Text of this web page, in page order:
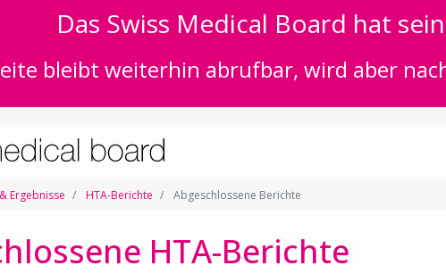
Das Swiss Medical Board hat
bleibt weiterhin abrufbar, wird aber
Ergebnisse HTA-Berichte Abgeschlossene Berichte
HTA-Berichte